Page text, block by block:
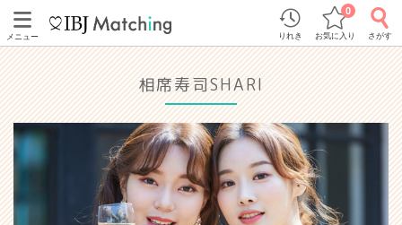
メニュー りれき お気に入り
0
さがす
相席寿司SHARI